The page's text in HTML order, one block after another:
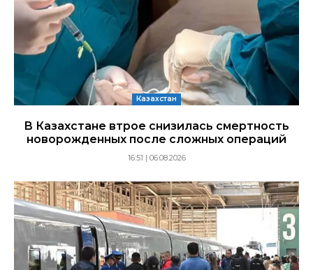
Казахстан
В Казахстане втрое снизилась смертность
новорожденных после сложных операций
16:51 | 06.08.2026